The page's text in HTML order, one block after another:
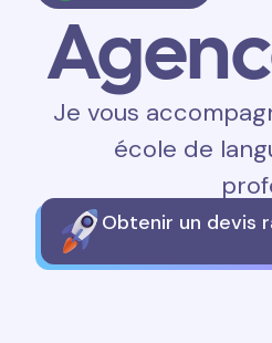
Je vous
école de
Obtenir un devis